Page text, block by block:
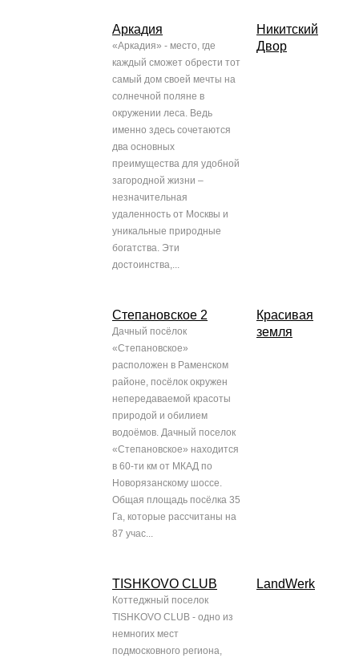
Аркадия
«Аркадия» - место, где
каждый сможет обрести тот
самый дом своей мечты на
солнечной поляне в
окружении леса. Ведь
именно здесь сочетаются
два основных
преимущества для удобной
загородной жизни –
незначительная
удаленность от Москвы и
уникальные природные
богатства. Эти
достоинства,...
Никитский
Двор
Степановское 2
Дачный посёлок
«Степановское»
расположен в Раменском
районе, посёлок окружен
непередаваемой красоты
природой и обилием
водоёмов. Дачный поселок
«Степановское» находится
в 60-ти км от МКАД по
Новорязанскому шоссе.
Общая площадь посёлка 35
Га, которые рассчитаны на
87 учас...
Красивая
земля
TISHKOVO CLUB
Коттеджный поселок
TISHKOVO CLUB - одно из
немногих мест
подмосковного региона,
LandWerk